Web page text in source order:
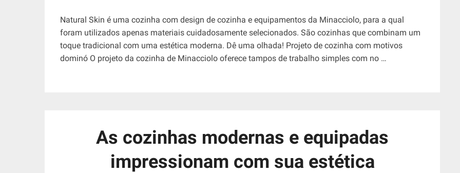
Natural Skin é uma cozinha com design de cozinha e equipamentos da Minacciolo, para a qual
foram utilizados apenas materiais cuidadosamente selecionados. São cozinhas que combinam um
toque tradicional com uma estética moderna. Dê uma olhada! Projeto de cozinha com motivos
dominó O projeto da cozinha de Minacciolo oferece tampos de trabalho simples com no …
As cozinhas modernas e equipadas
impressionam com sua estética